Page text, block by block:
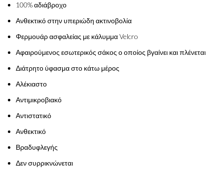
100% αδιάβροχο
Ανθεκτικό στην υπεριώδη ακτινοβολία
Φερμουάρ ασφαλείας με κάλυμμα Velcro
Αφαιρούμενος εσωτερικός σάκος ο οποίος βγαίνει και πλένεται
Διάτρητο ύφασμα στο κάτω μέρος
Αλέκιαστο
Αντιμικροβιακό
Αντιστατικό
Ανθεκτικό
Βραδυφλεγής
Δεν συρρικνώνεται